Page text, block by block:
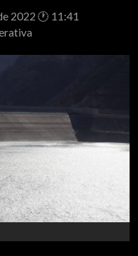
2022 🕐 11:41